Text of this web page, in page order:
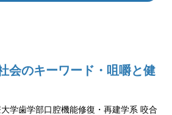
会のキーワード・咀嚼と健
学歯学部口腔機能修復・再建学系 咬合